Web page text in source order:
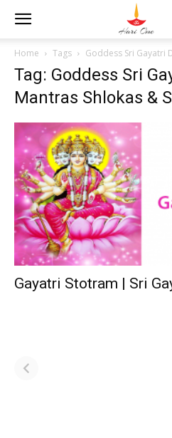
Home Tags Goddess Sri Gayatri
Tag: Goddess Sri
Mantras Shlokas &
Gayatri Stotram | Sri
పితృదేవతల ఆశీర్వాదం